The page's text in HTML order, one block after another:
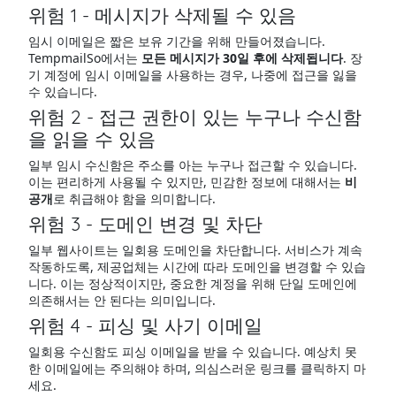
위험 1 - 메시지가 삭제될 수 있음
임시 이메일은 짧은 보유 기간을 위해 만들어졌습니다.
TempmailSo에서는 모든 메시지가 30일 후에 삭제됩니다. 장
기 계정에 임시 이메일을 사용하는 경우, 나중에 접근을 잃을
수 있습니다.
위험 2 - 접근 권한이 있는 누구나 수신함
을 읽을 수 있음
일부 임시 수신함은 주소를 아는 누구나 접근할 수 있습니다.
이는 편리하게 사용될 수 있지만, 민감한 정보에 대해서는 비
공개로 취급해야 함을 의미합니다.
위험 3 - 도메인 변경 및 차단
일부 웹사이트는 일회용 도메인을 차단합니다. 서비스가 계속
작동하도록, 제공업체는 시간에 따라 도메인을 변경할 수 있습
니다. 이는 정상적이지만, 중요한 계정을 위해 단일 도메인에
의존해서는 안 된다는 의미입니다.
위험 4 - 피싱 및 사기 이메일
일회용 수신함도 피싱 이메일을 받을 수 있습니다. 예상치 못
한 이메일에는 주의해야 하며, 의심스러운 링크를 클릭하지 마
세요.